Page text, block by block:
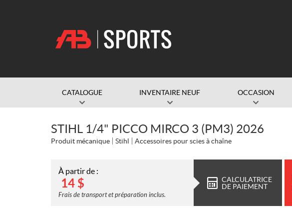
CATALOGUE INVENTAIRE NEUF OCCASION
STIHL 1/4" PICCO MIRCO 3 (PM3) 2026
Produit mécanique Stihl Accessoires pour scies à chaîne
À partir de :
14 $
Frais de transport et préparation inclus.
CALCULATRICE
DE PAIEMENT